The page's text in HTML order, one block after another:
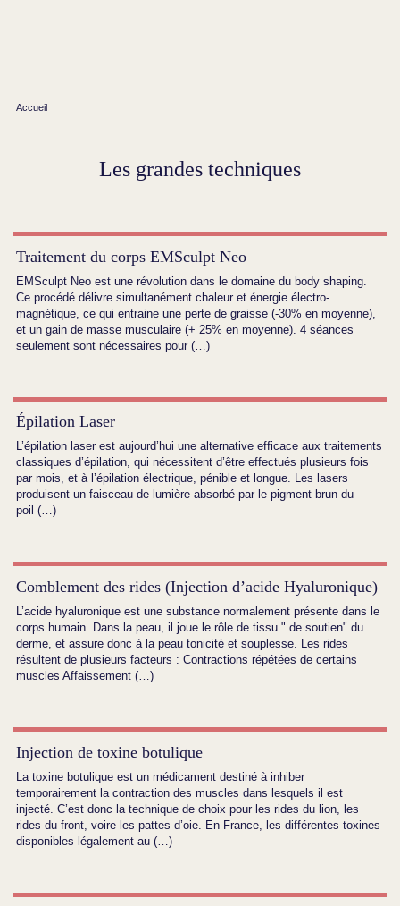
Accueil
Les grandes techniques
Traitement du corps EMSculpt Neo
EMSculpt Neo est une révolution dans le domaine du body shaping.
Ce procédé délivre simultanément chaleur et énergie électro-
magnétique, ce qui entraine une perte de graisse (-30% en moyenne),
et un gain de masse musculaire (+ 25% en moyenne). 4 séances
seulement sont nécessaires pour (…)
Épilation Laser
L’épilation laser est aujourd’hui une alternative efficace aux traitements
classiques d’épilation, qui nécessitent d’être effectués plusieurs fois
par mois, et à l’épilation électrique, pénible et longue. Les lasers
produisent un faisceau de lumière absorbé par le pigment brun du
poil (…)
Comblement des rides (Injection d’acide Hyaluronique)
L’acide hyaluronique est une substance normalement présente dans le
corps humain. Dans la peau, il joue le rôle de tissu " de soutien" du
derme, et assure donc à la peau tonicité et souplesse. Les rides
résultent de plusieurs facteurs : Contractions répétées de certains
muscles Affaissement (…)
Injection de toxine botulique
La toxine botulique est un médicament destiné à inhiber
temporairement la contraction des muscles dans lesquels il est
injecté. C’est donc la technique de choix pour les rides du lion, les
rides du front, voire les pattes d’oie. En France, les différentes toxines
disponibles légalement au (…)